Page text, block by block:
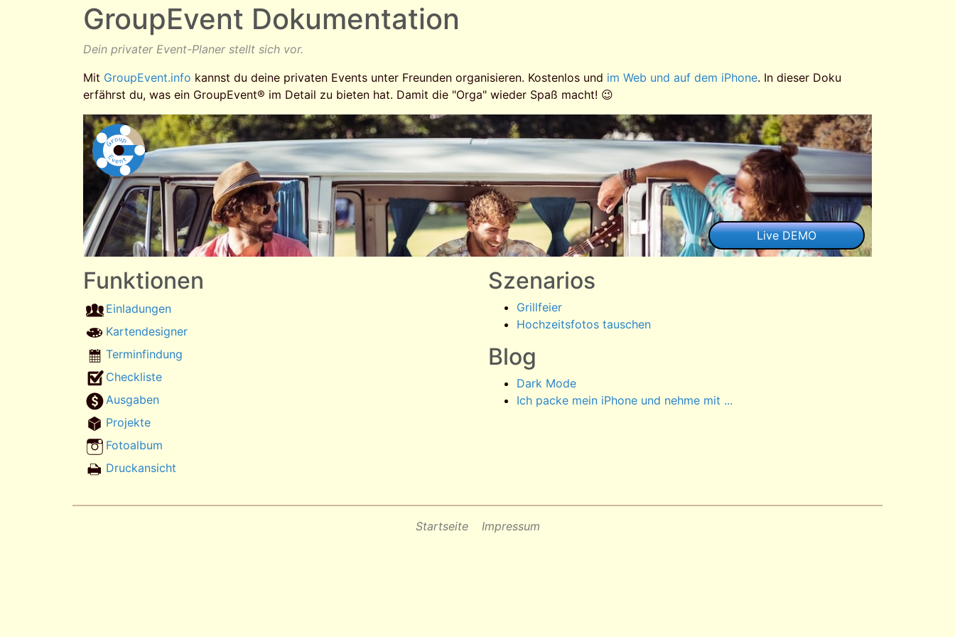
GroupEvent Dokumentation
Dein privater Event-Planer stellt sich vor.
Mit GroupEvent.info kannst du deine privaten Events unter Freunden organisieren. Kostenlos und im Web und auf dem iPhone. In dieser Doku
erfährst du, was ein GroupEvent® im Detail zu bieten hat. Damit die "Orga" wieder Spaß macht! 😉
Funktionen
Einladungen
Kartendesigner
Terminfindung
Checkliste
Ausgaben
Projekte
Fotoalbum
Druckansicht
Szenarios
Grillfeier
Hochzeitsfotos tauschen
Blog
Dark Mode
Ich packe mein iPhone und nehme mit ...
Startseite Impressum